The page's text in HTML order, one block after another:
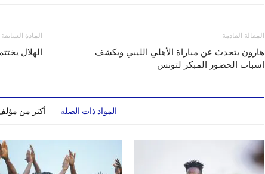
المادة السابقة
الهلال
المقالة القادمة
هارون يتحدث عن مباراة الأهلي الليبي ويكشف
اسباب الحضور المبكر لتونس
المواد ذات الصلة أكثر من